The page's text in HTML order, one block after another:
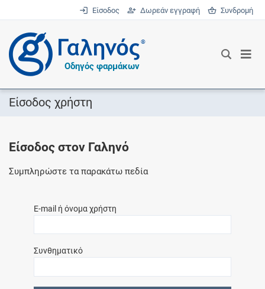
Είσοδος Δωρεάν εγγραφή Συνδρομή
®
Οδηγός φαρμάκων
Είσοδος χρήστη
Είσοδος στον Γαληνό
Συμπληρώστε τα παρακάτω πεδία
E-mail ή όνομα χρήστη
Συνθηματικό